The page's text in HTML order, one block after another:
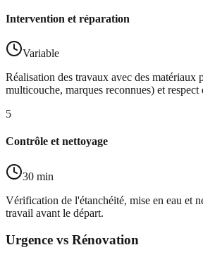
Intervention et réparation
Variable
Réalisation des travaux avec des matériaux
multicouche, marques reconnues) et respect
5
Contrôle et nettoyage
30 min
Vérification de l'étanchéité, mise en eau et
travail avant le départ.
Urgence vs Rénovation